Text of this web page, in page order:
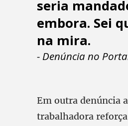
seria
embora. Sei
na mira.
- Denúncia no
Em outra denúncia a
trabalhadora reforça